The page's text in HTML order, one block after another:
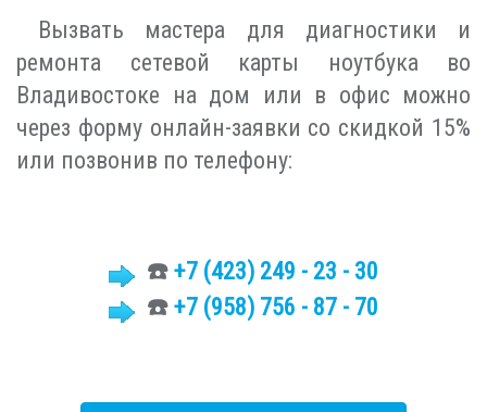
Вызвать мастера для диагностики и
ремонта сетевой карты ноутбука во
Владивостоке на дом или в офис можно
через форму онлайн-заявки со скидкой 15%
или позвонив по телефону:
☎️ +7 (423) 249 - 23 - 30
☎️ +7 (958) 756 - 87 - 70